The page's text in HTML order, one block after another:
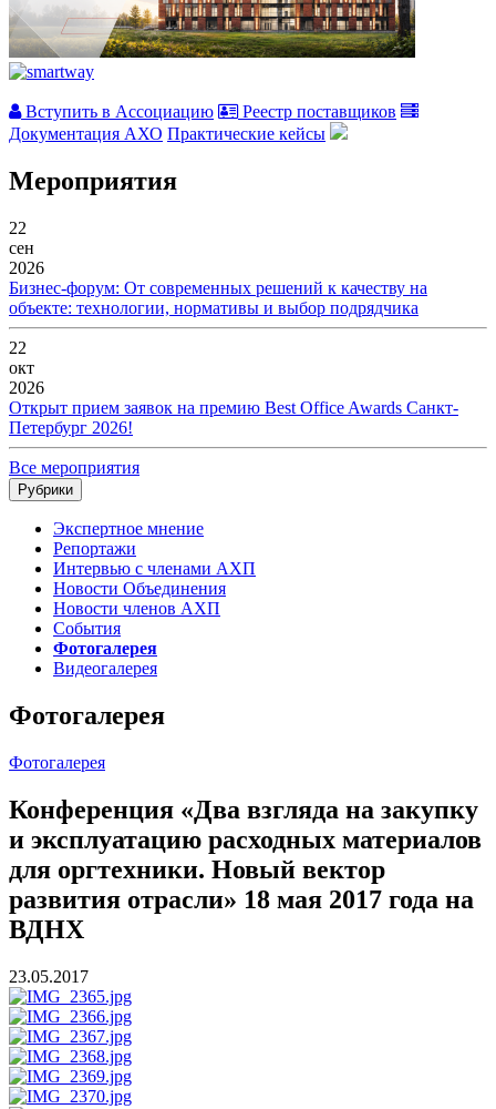
Вступить в Ассоциацию
Реестр поставщиков
Документация АХО Практические кейсы
Мероприятия
22
сен
2026
Бизнес-форум: От современных решений к качеству на
объекте: технологии, нормативы и выбор подрядчика
22
окт
2026
Открыт прием заявок на премию Best Office Awards Санкт-
Петербург 2026!
Все мероприятия
Рубрики
Экспертное мнение
Репортажи
Интервью с членами АХП
Новости Объединения
Новости членов АХП
События
Фотогалерея
Видеогалерея
Фотогалерея
Фотогалерея
Конференция «Два взгляда на закупку
и эксплуатацию расходных материалов
для оргтехники. Новый вектор
развития отрасли» 18 мая 2017 года на
ВДНХ
23.05.2017